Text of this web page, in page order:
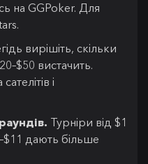
на GGPoker. Для
вирішіть, скільки
вистачить.
і
Турніри від $1
дають більше